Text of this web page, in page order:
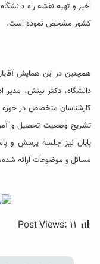
کشور مشخص نموده است.
همچنین در این همایش
دانشگاه، دکتر بینش، مدیر
کارشناسان متخصص در
تشریح وضعیت تحصیل و
پایان نیز جلسه پرسش و
مسائل و موضوعات ارائه
Post Views: ۱۱